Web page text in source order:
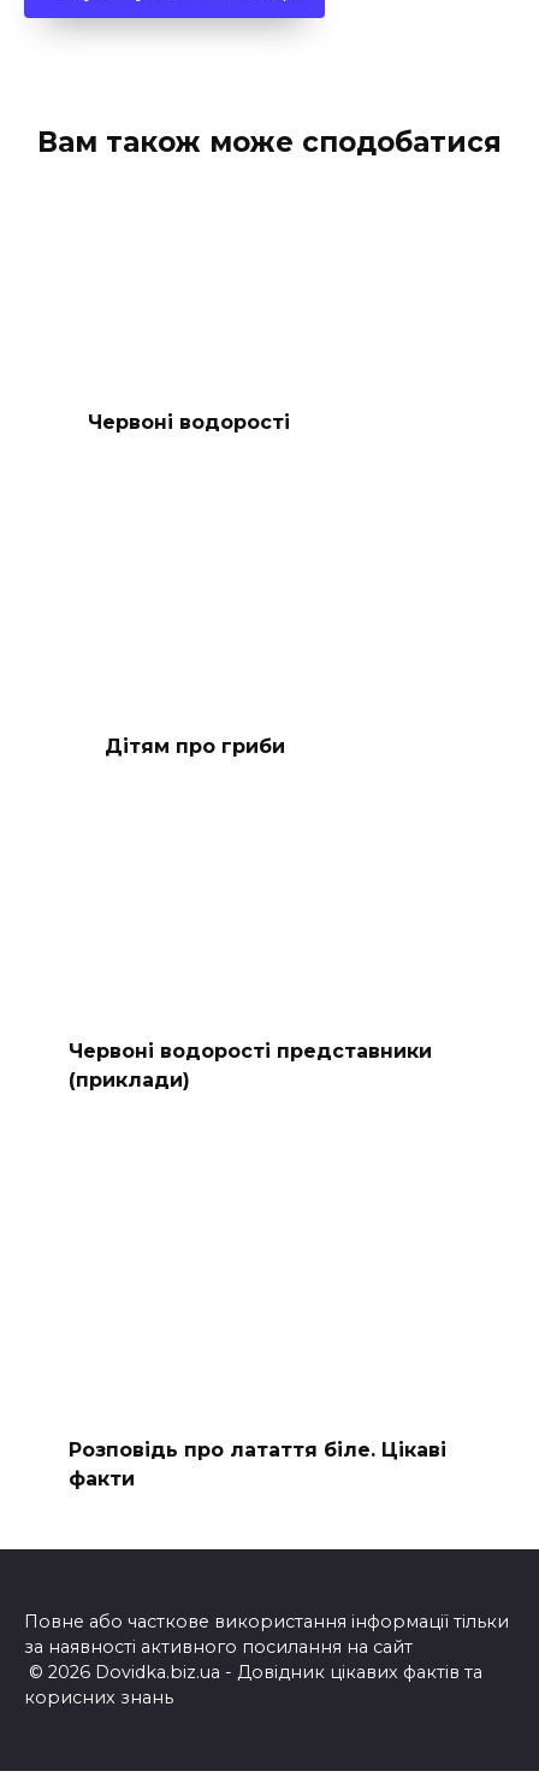
Вам також може сподобатися
Червоні водорості
Дітям про гриби
Червоні водорості представники
(приклади)
Розповідь про латаття біле. Цікаві
факти
Повне або часткове використання інформації тільки
за наявності активного посилання на сайт
© 2026 Dovidka.biz.ua - Довідник цікавих фактів та
корисних знань